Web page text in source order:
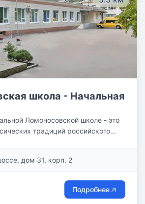
школа - Начальная
Ломоносовской школе - это
традиций российского
(подготовительного) по 4
дом 31, корп. 2
Подробнее